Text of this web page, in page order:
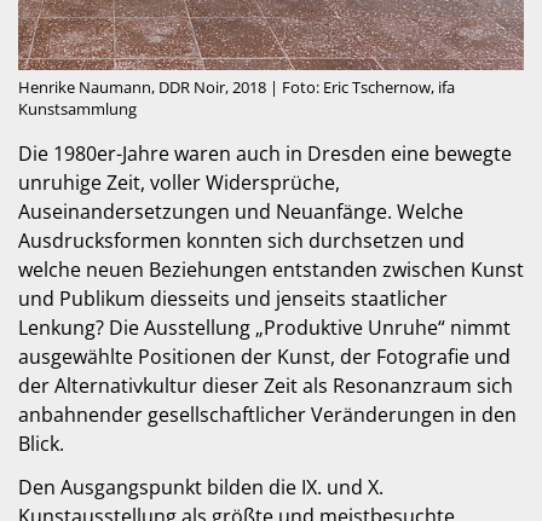
Henrike Naumann, DDR Noir, 2018 | Foto: Eric Tschernow, ifa
Kunstsammlung
Die 1980er-Jahre waren auch in Dresden eine bewegte
unruhige Zeit, voller Widersprüche,
Auseinandersetzungen und Neuanfänge. Welche
Ausdrucksformen konnten sich durchsetzen und
welche neuen Beziehungen entstanden zwischen Kunst
und Publikum diesseits und jenseits staatlicher
Lenkung? Die Ausstellung „Produktive Unruhe“ nimmt
ausgewählte Positionen der Kunst, der Fotografie und
der Alternativkultur dieser Zeit als Resonanzraum sich
anbahnender gesellschaftlicher Veränderungen in den
Blick.
Den Ausgangspunkt bilden die IX. und X.
Kunstausstellung als größte und meistbesuchte